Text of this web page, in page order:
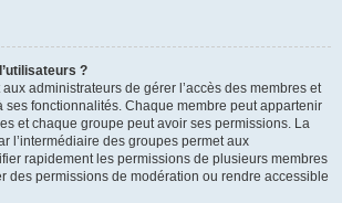
?
administrateurs de gérer l’accès des membres et
ses fonctionnalités. Chaque membre peut appartenir
et chaque groupe peut avoir ses permissions. La
l’intermédiaire des groupes permet aux
rapidement les permissions de plusieurs membres
des permissions de modération ou rendre accessible